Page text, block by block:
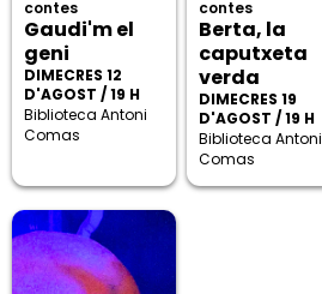
contes
Gaudi'm el
geni
DIMECRES 12
D'AGOST / 19 H
Biblioteca Antoni
Comas
contes
Berta, la
caputxeta
verda
DIMECRES 19
D'AGOST / 19 H
Biblioteca Antoni
Comas